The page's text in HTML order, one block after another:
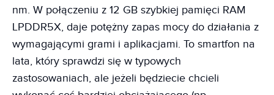
nm. W połączeniu z 12 GB szybkiej pamięci RAM
LPDDR5X, daje potężny zapas mocy do działania z
wymagającymi grami i aplikacjami. To smartfon na
lata, który sprawdzi się w typowych
zastosowaniach, ale jeżeli będziecie chcieli